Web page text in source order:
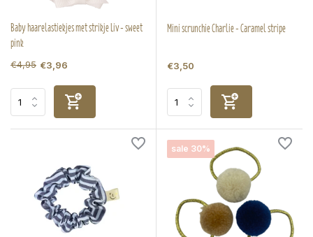
Baby haarelastiekjes met strikje Liv - sweet
pink
€4,95 €3,96
Mini scrunchie Charlie - Caramel stripe
€3,50
sale 30%